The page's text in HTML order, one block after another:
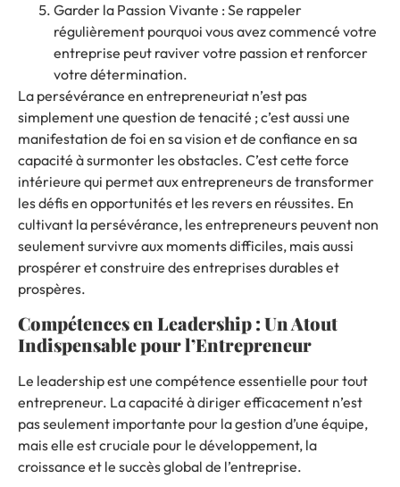
Garder la Passion Vivante : Se rappeler
régulièrement pourquoi vous avez commencé votre
entreprise peut raviver votre passion et renforcer
votre détermination.
La persévérance en entrepreneuriat n’est pas
simplement une question de tenacité ; c’est aussi une
manifestation de foi en sa vision et de confiance en sa
capacité à surmonter les obstacles. C’est cette force
intérieure qui permet aux entrepreneurs de transformer
les défis en opportunités et les revers en réussites. En
cultivant la persévérance, les entrepreneurs peuvent non
seulement survivre aux moments difficiles, mais aussi
prospérer et construire des entreprises durables et
prospères.
Compétences en Leadership : Un Atout
Indispensable pour l’Entrepreneur
Le leadership est une compétence essentielle pour tout
entrepreneur. La capacité à diriger efficacement n’est
pas seulement importante pour la gestion d’une équipe,
mais elle est cruciale pour le développement, la
croissance et le succès global de l’entreprise.